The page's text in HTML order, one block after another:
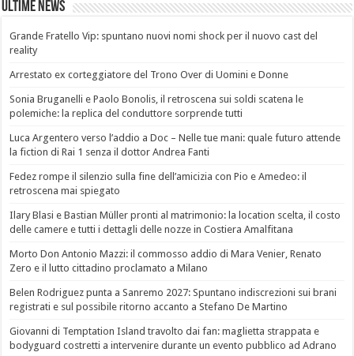
Ultime News
Grande Fratello Vip: spuntano nuovi nomi shock per il nuovo cast del
reality
Arrestato ex corteggiatore del Trono Over di Uomini e Donne
Sonia Bruganelli e Paolo Bonolis, il retroscena sui soldi scatena le
polemiche: la replica del conduttore sorprende tutti
Luca Argentero verso l’addio a Doc – Nelle tue mani: quale futuro attende
la fiction di Rai 1 senza il dottor Andrea Fanti
Fedez rompe il silenzio sulla fine dell’amicizia con Pio e Amedeo: il
retroscena mai spiegato
Ilary Blasi e Bastian Müller pronti al matrimonio: la location scelta, il costo
delle camere e tutti i dettagli delle nozze in Costiera Amalfitana
Morto Don Antonio Mazzi: il commosso addio di Mara Venier, Renato
Zero e il lutto cittadino proclamato a Milano
Belen Rodriguez punta a Sanremo 2027: Spuntano indiscrezioni sui brani
registrati e sul possibile ritorno accanto a Stefano De Martino
Giovanni di Temptation Island travolto dai fan: maglietta strappata e
bodyguard costretti a intervenire durante un evento pubblico ad Adrano